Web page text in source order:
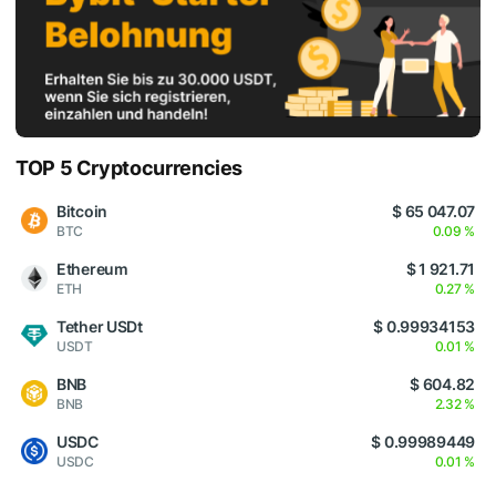
TOP 5 Cryptocurrencies
Bitcoin
BTC
$ 65 047.07
0.09 %
Ethereum
ETH
$ 1 921.71
0.27 %
Tether USDt
USDT
$ 0.99934153
0.01 %
BNB
BNB
$ 604.82
2.32 %
USDC
USDC
$ 0.99989449
0.01 %